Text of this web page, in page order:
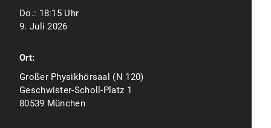
Do.: 18:15 Uhr
9. Juli 2026
Ort:
Großer Physikhörsaal (N 120)
Geschwister-Scholl-Platz 1
80539 München